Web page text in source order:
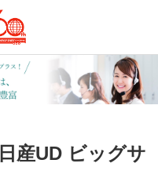
産UD ビッグサ